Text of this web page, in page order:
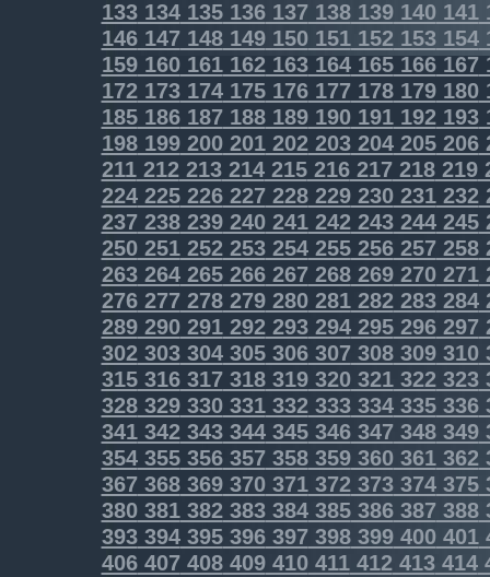
133134135136137138139140 141
146147148149150151152153154
159160161162163164165166167
172173174175176177178179180
185186187188189190191192193
198199200201202203204205206
211212213214215216217218219
224225226227228229230231232
237238239240241242243244245
250251252253254255256257258
263264265266267268269270271
276277278279280281282283284
289290291292293294295296297
302303304305306307308309310
315316317318319320321322323
328329330331332333334335336
341342343344345346347348349
354355356357358359360361362
367368369370371372373374375
380381382383384385386387 388
393394395396397398399400401
406407408409410411412413414